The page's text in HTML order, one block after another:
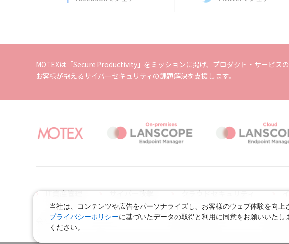
MOTEXは「Secure Productivity」をミッションに掲げ、プロダクト・サービスの
お客様が抱えるサイバーセキュリティの課題解決を支援します。
IT資産管理 サイバー攻撃 クラウドセキュリティ
会社概要 当サイトについて 脆弱性対策について 情報
当社は、コンテンツや広告をパーソナライズし、お客様のウェブ体験を向上
プライバシーポリシーに基づいたデータの取得と利用に同意をお願いいた
ください。